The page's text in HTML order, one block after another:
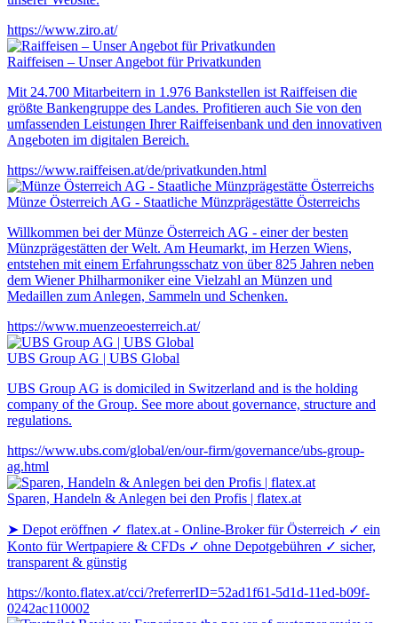
https://www.ziro.at/
Raiffeisen – Unser Angebot für Privatkunden
Mit 24.700 Mitarbeitern in 1.976 Bankstellen ist Raiffeisen die
größte Bankengruppe des Landes. Profitieren auch Sie von den
umfassenden Leistungen Ihrer Raiffeisenbank und den innovativen
Angeboten im digitalen Bereich.
https://www.raiffeisen.at/de/privatkunden.html
Münze Österreich AG - Staatliche Münzprägestätte Österreichs
Willkommen bei der Münze Österreich AG - einer der besten
Münzprägestätten der Welt. Am Heumarkt, im Herzen Wiens,
entstehen mit einem Erfahrungsschatz von über 825 Jahren neben
dem Wiener Philharmoniker eine Vielzahl an Münzen und
Medaillen zum Anlegen, Sammeln und Schenken.
https://www.muenzeoesterreich.at/
UBS Group AG | UBS Global
UBS Group AG is domiciled in Switzerland and is the holding
company of the Group. See more about governance, structure and
regulations.
https://www.ubs.com/global/en/our-firm/governance/ubs-group-
ag.html
Sparen, Handeln & Anlegen bei den Profis | flatex.at
➤ Depot eröffnen ✓ flatex.at - Online-Broker für Österreich ✓ ein
Konto für Wertpapiere & CFDs ✓ ohne Depotgebühren ✓ sicher,
transparent & günstig
https://konto.flatex.at/cci/?referrerID=52ad1f61-5d1d-11ed-b09f-
0242ac110002